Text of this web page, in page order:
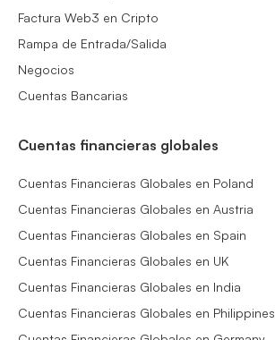
Factura Web3 en Cripto
Rampa de Entrada/Salida
Negocios
Cuentas Bancarias
Cuentas financieras globales
Cuentas Financieras Globales en Poland
Cuentas Financieras Globales en Austria
Cuentas Financieras Globales en Spain
Cuentas Financieras Globales en UK
Cuentas Financieras Globales en India
Cuentas Financieras Globales en Philippines